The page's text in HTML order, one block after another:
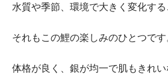
水質や季節、環境で大きく変化する
それもこの鯉の楽しみのひとつです
体格が良く、銀が均一で肌もきれ